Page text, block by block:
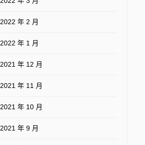
2022 年 2 月
2022 年 1 月
2021 年 12 月
2021 年 11 月
2021 年 10 月
2021 年 9 月